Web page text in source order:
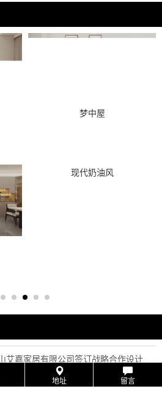
梦中屋
现代奶油风
艾嘉家居有限公司签订战略合作设计
地址 留言